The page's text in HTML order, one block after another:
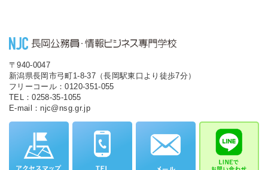
〒940-0047
新潟県長岡市弓町1-8-37（長岡駅東口より徒歩7分）
フリーコール：0120-351-055
TEL：0258-35-1055
E-mail：njc@nsg.gr.jp